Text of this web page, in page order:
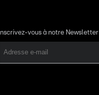
Inscrivez-vous à notre Newsletter